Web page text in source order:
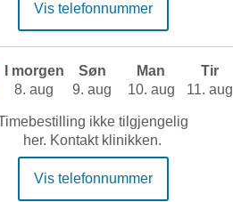
Vis telefonnummer
I morgen
8. aug
Søn
9. aug
Man
10. aug
Tir
11. aug
ikke tilgjengelig
her. Kontakt klinikken.
Vis telefonnummer